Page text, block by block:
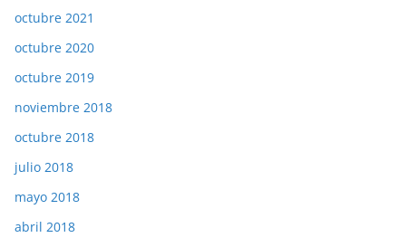
octubre 2021
octubre 2020
octubre 2019
noviembre 2018
octubre 2018
julio 2018
mayo 2018
abril 2018